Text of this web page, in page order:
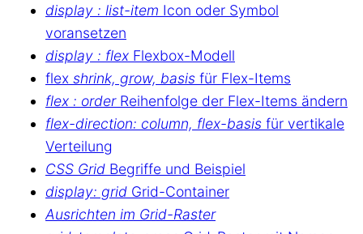
display : list-item Icon oder Symbol
voransetzen
display : flex Flexbox-Modell
flex shrink, grow, basis für Flex-Items
flex : orderReihenfolge der Flex-Items ändern
flex-direction: column, flex-basis für vertikale
Verteilung
CSS Grid Begriffe und Beispiel
display: grid Grid-Container
Ausrichten im Grid-Raster